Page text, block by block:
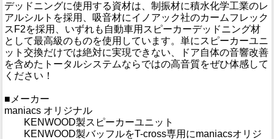
デッドニングに使用する資材は、制振材に積水化学工業のレ
アルシルトを採用、吸音材にイノアック社のカームフレック
スF2を採用、いずれも自動車用スピーカーデッドニング材
として最高級のものを使用しています。単にスピーカーユニ
ット交換だけでは絶対に実現できない、ドア自体の音響改善
を含めたトータルシステムならではの高音質をぜひ体感して
ください！
■メーカー
maniacs オリジナル
KENWOOD製スピーカーユニット
KENWOOD製バッフルをT-cross専用にmaniacsオリジ